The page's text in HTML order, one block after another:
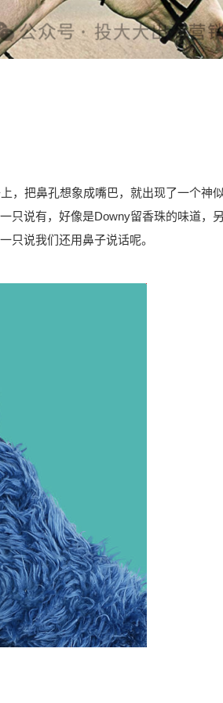
，把鼻孔想象成嘴巴，就出现了一个神
只说有，好像是Downy留香珠的味道，
说我们还用鼻子说话呢。